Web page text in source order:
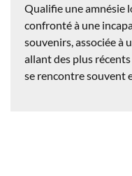
Qualifie une amnésie
confronté à une
souvenirs, associée à
allant des plus
se rencontre souvent